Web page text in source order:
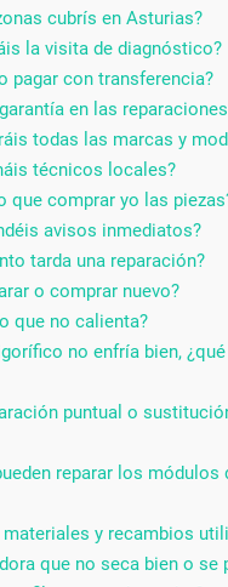
cubrís en Asturias?
la visita de diagnóstico?
pagar con transferencia?
en las
todas las marcas y
técnicos locales?
que comprar yo las
avisos inmediatos?
tarda una reparación?
o comprar nuevo?
que no calienta?
no enfría bien, ¿qué
puntual o
reparar los módulos
materiales y recambios
que no seca bien o se